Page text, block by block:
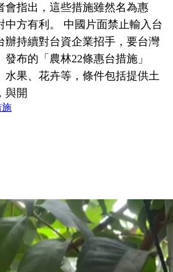
會指出，這些措施雖然名為惠
中方有利。 中國片面禁止輸入台
辦持續對台資企業招手，要台灣
發布的「農林22條惠台措施」
水果、花卉等，條件包括提供土
與開
施